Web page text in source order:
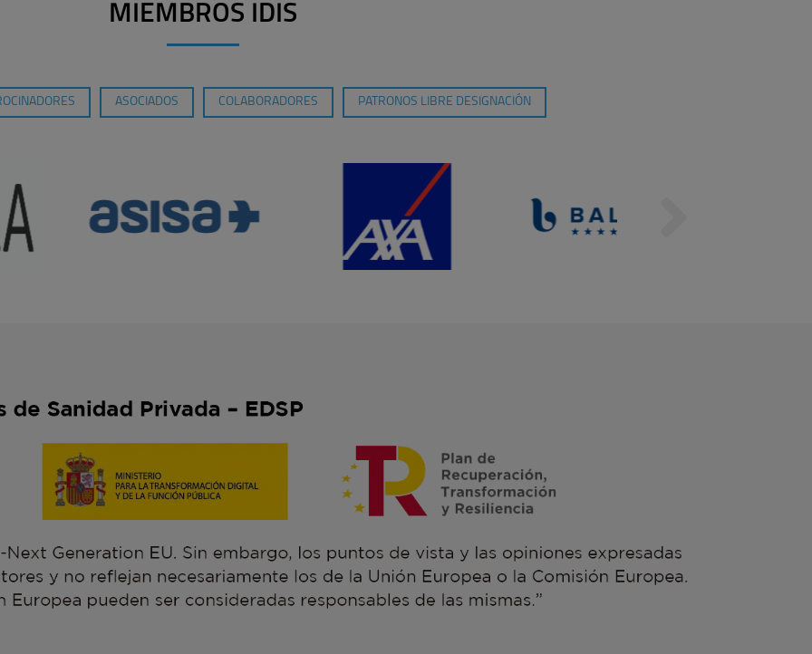
MIEMBROS IDIS
ASOCIADOS COLABORADORES PATRONOS LIBRE DESIGNACIÓN